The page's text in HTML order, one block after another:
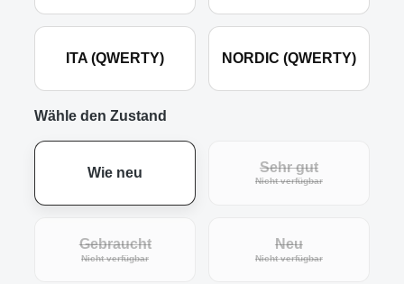
ITA (QWERTY) NORDIC (QWERTY)
Wähle den Zustand
Wie neu Sehr gut
Nicht verfügbar(Diese Option ist
Gebraucht
Nicht verfügbar(Diese Option ist zurzeit nicht verfügbar.)
Neu
Nicht verfügbar(Diese Option ist